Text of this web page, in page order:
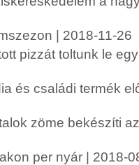
| 2018-11-26
pizzát toltunk le
és családi termék
zöme bekészíti
per nyár | 2018-